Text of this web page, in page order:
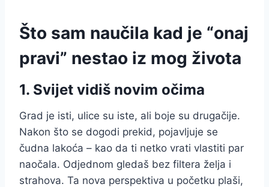
Što sam naučila kad je “onaj
pravi” nestao iz mog života
1. Svijet vidiš novim očima
Grad je isti, ulice su iste, ali boje su drugačije.
Nakon što se dogodi prekid, pojavljuje se
čudna lakoća – kao da ti netko vrati vlastiti par
naočala. Odjednom gledaš bez filtera želja i
strahova. Ta nova perspektiva u početku plaši,